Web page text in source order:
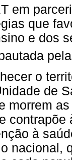
em
que
e dos
o
de
morrem
à
nacional,